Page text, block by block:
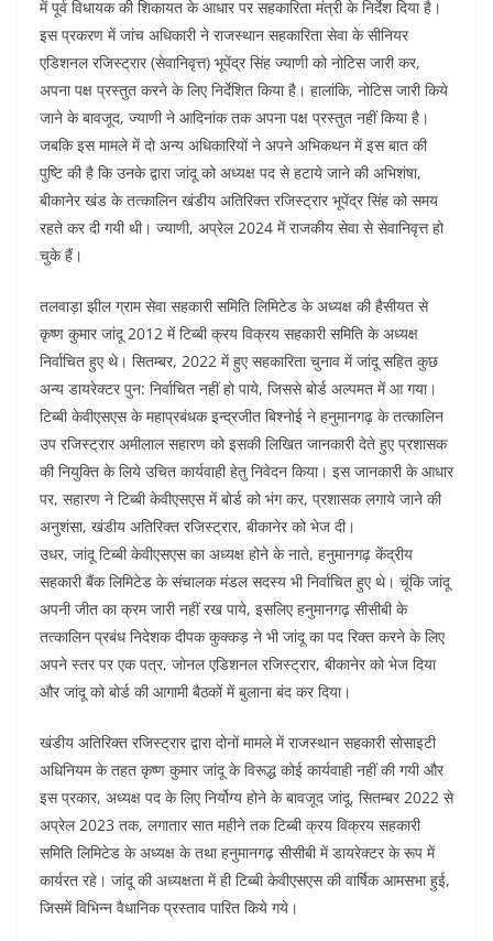
में पूर्व विधायक की शिकायत के आधार पर सहकारिता मंत्री के निर्देश दिया है।
इस प्रकरण में जांच अधिकारी ने राजस्थान सहकारिता सेवा के सीनियर
एडिशनल रजिस्ट्रार (सेवानिवृत्त) भूपेंद्र सिंह ज्याणी को नोटिस जारी कर,
अपना पक्ष प्रस्तुत करने के लिए निर्देशित किया है। हालांकि, नोटिस जारी किये
जाने के बावजूद, ज्याणी ने आदिनांक तक अपना पक्ष प्रस्तुत नहीं किया है।
जबकि इस मामले में दो अन्य अधिकारियों ने अपने अभिकथन में इस बात की
पुष्टि की है कि उनके द्वारा जांदू को अध्यक्ष पद से हटाये जाने की अभिशंषा,
बीकानेर खंड के तत्कालिन खंडीय अतिरिक्त रजिस्ट्रार भूपेंद्र सिंह को समय
रहते कर दी गयी थी। ज्याणी, अप्रेल 2024 में राजकीय सेवा से सेवानिवृत्त हो
चुके हैं।
तलवाड़ा झील ग्राम सेवा सहकारी समिति लिमिटेड के अध्यक्ष की हैसीयत से
कृष्ण कुमार जांदू 2012 मेंं टिब्बी क्रय विक्रय सहकारी समिति के अध्यक्ष
निर्वाचित हुए थे। सितम्बर, 2022 में हुए सहकारिता चुनाव में जांदू सहित कुछ
अन्य डायरेक्टर पुन: निर्वाचित नहीं हो पाये, जिससे बोर्ड अल्पमत में आ गया।
टिब्बी केवीएसएस के महाप्रबंधक इन्द्रजीत बिश्नोई ने हनुमानगढ़ के तत्कालिन
उप रजिस्ट्रार अमीलाल सहारण को इसकी लिखित जानकारी देते हुए प्रशासक
की नियुक्ति के लिये उचित कार्यवाही हेतु निवेदन किया। इस जानकारी के आधार
पर, सहारण ने टिब्बी केवीएसएस में बोर्ड को भंग कर, प्रशासक लगाये जाने की
अनुशंसा, खंडीय अतिरिक्त रजिस्ट्रार, बीकानेर को भेज दी।
उधर, जांदू टिब्बी केवीएसएस का अध्यक्ष होने के नाते, हनुमानगढ़ केंद्रीय
सहकारी बैंक लिमिटेड के संचालक मंडल सदस्य भी निर्वाचित हुए थे। चूंकि जांदू
अपनी जीत का क्रम जारी नहीं रख पाये, इसलिए हनुमानगढ़ सीसीबी के
तत्कालिन प्रबंध निदेशक दीपक कुक्कड़ ने भी जांदू का पद रिक्त करने के लिए
अपने स्तर पर एक पत्र, जोनल एडिशनल रजिस्ट्रार, बीकानेर को भेज दिया
और जांदू को बोर्ड की आगामी बैठकों में बुलाना बंद कर दिया।
खंडीय अतिरिक्त रजिस्ट्रार द्वारा दोनों मामले में राजस्थान सहकारी सोसाइटी
अधिनियम के तहत कृष्ण कुमार जांदू के विरूद्ध कोई कार्यवाही नहीं की गयी और
इस प्रकार, अध्यक्ष पद के लिए निर्योग्य होने के बावजूद जांदू, सितम्बर 2022 से
अप्रेल 2023 तक, लगातार सात महीने तक टिब्बी क्रय विक्रय सहकारी
समिति लिमिटेड के अध्यक्ष के तथा हनुमानगढ़ सीसीबी में डायरेक्टर के रूप में
कार्यरत रहे। जांदू की अध्यक्षता में ही टिब्बी केवीएसएस की वार्षिक आमसभा हुई,
जिसमें विभिन्न वैधानिक प्रस्ताव पारित किये गये।